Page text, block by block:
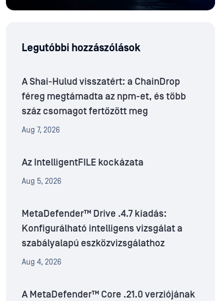
Legutóbbi hozzászólások
A Shai-Hulud visszatért: a ChainDrop
féreg megtámadta az npm-et, és több
száz csomagot fertőzött meg
Aug 7, 2026
Az IntelligentFILE kockázata
Aug 5, 2026
MetaDefender™ Drive .4.7 kiadás:
Konfigurálható intelligens vizsgálat a
szabályalapú eszközvizsgálathoz
Aug 4, 2026
A MetaDefender™ Core .21.0 verziójának